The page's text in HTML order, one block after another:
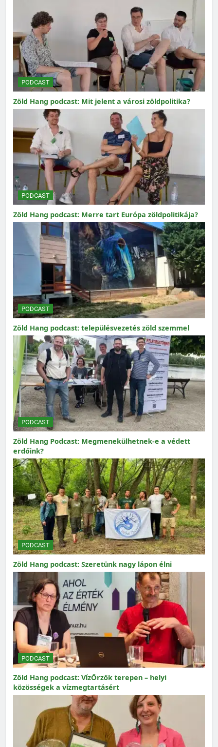
PODCAST
Zöld Hang podcast: Mit jelent a városi zöldpolitika?
PODCAST
Zöld Hang podcast: Merre tart Európa zöldpolitikája?
PODCAST
Zöld Hang podcast: településvezetés zöld szemmel
PODCAST
Zöld Hang Podcast: Megmenekülhetnek-e a védett
erdőink?
PODCAST
Zöld Hang podcast: Szeretünk nagy lápon élni
PODCAST
Zöld Hang podcast: VízŐrzők terepen – helyi
közösségek a vízmegtartásért